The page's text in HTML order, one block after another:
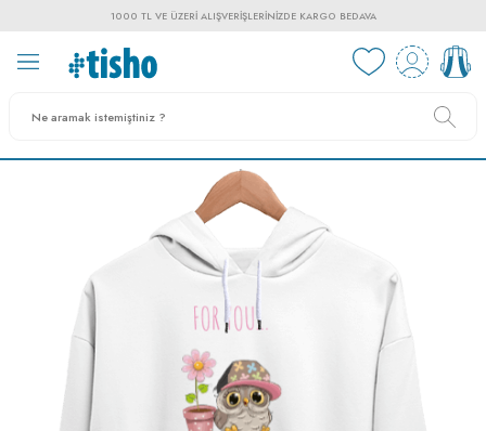
1000 TL VE ÜZERI ALIŞVERIŞLERINIZDE KARGO BEDAVA